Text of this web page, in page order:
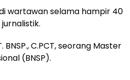
wartawan selama hampir 40
C.PCT, seorang Master
(BNSP).